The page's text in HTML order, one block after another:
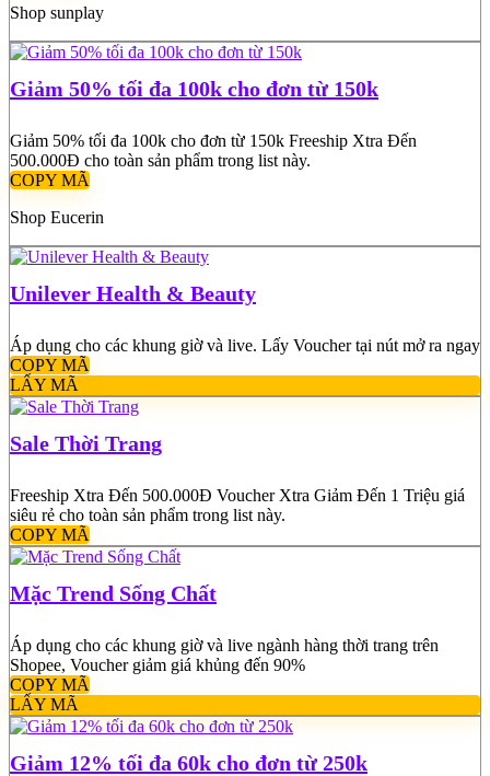
Shop sunplay
Giảm 50% tối đa 100k cho đơn từ 150k
Giảm 50% tối đa 100k cho đơn từ 150k Freeship Xtra Đến
500.000Đ cho toàn sản phẩm trong list này.
COPY MÃ
Shop Eucerin
Unilever Health & Beauty
Áp dụng cho các khung giờ và live. Lấy Voucher tại nút mở ra ngay
COPY MÃ
LẤY MÃ
Sale Thời Trang
Freeship Xtra Đến 500.000Đ Voucher Xtra Giảm Đến 1 Triệu giá
siêu rẻ cho toàn sản phẩm trong list này.
COPY MÃ
Mặc Trend Sống Chất
Áp dụng cho các khung giờ và live ngành hàng thời trang trên
Shopee, Voucher giảm giá khủng đến 90%
COPY MÃ
LẤY MÃ
Giảm 12% tối đa 60k cho đơn từ 250k